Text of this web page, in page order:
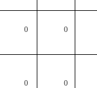
0 0
0 0